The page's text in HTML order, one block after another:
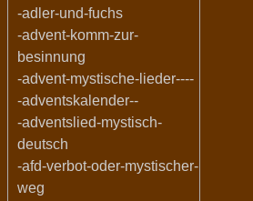
-adler-und-fuchs
-advent-komm-zur-
besinnung
-advent-mystische-lieder----
-adventskalender--
-adventslied-mystisch-
deutsch
-afd-verbot-oder-mystischer-
weg